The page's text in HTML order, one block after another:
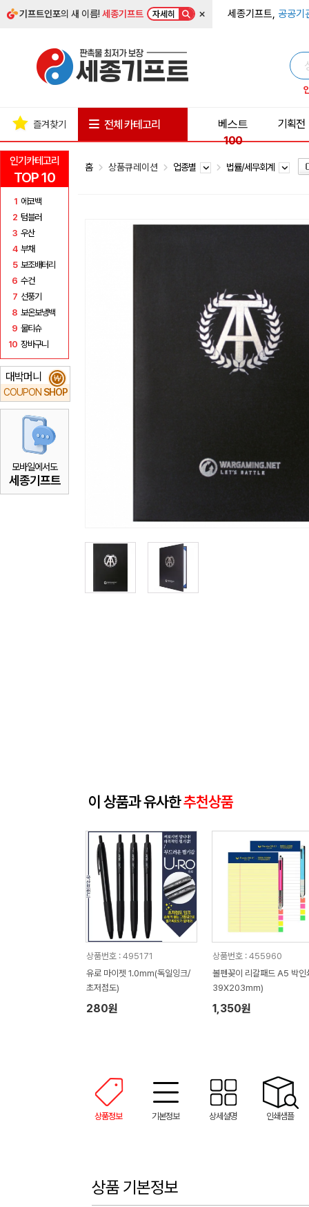
기프트인포의 새 이름!세종기프트 자세히 × 세종기프트, 공공기
인기카테고리
TOP 10
1 에코백
2 텀블러
3 우산
4 부채
5 보조배터리
6 수건
7 선풍기
8 보온보냉백
9 물티슈
10 장바구니
대박머니
COUPON SHOP
₩
모바일에서도
세종기프트
즐겨찾기 전체 카테고리
베스트
100
기획전
홈 상품큐레이션 업종별 법률/세무회계
이 상품과 유사한추천상품
상품번호 : 495171
유로 마이젯 1.0mm(독일잉크/
초저점도)
280원
상품번호 : 455960
볼펜꽂이 리갈패드 A5 박인
39X203mm)
1,350원
상품정보 기본정보 상세설명 인쇄샘플
상품 기본정보